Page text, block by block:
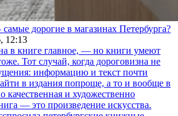
дорогие в магазинах Петербурга?
12:13
в книге главное, — но книги умеют
Тот случай, когда дороговизна не
информацию и текст почти
в издания попроще, а то и вообще в
качественная и художественно
— это произведение искусства.